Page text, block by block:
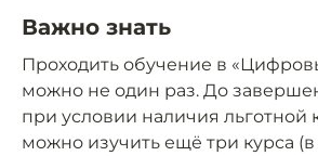
Важно знать
Проходить обучение в
можно не один раз. До
при условии наличия льготной
можно изучить ещё три курса (в